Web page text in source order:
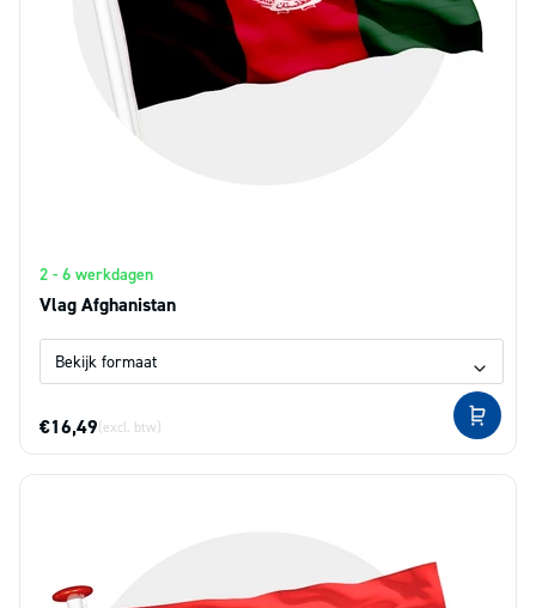
2 - 6 werkdagen
Vlag Afghanistan
€16,49(excl. btw)